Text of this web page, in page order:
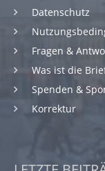
Datenschutz
Fragen &
Was ist die
Spenden &
Korrektur